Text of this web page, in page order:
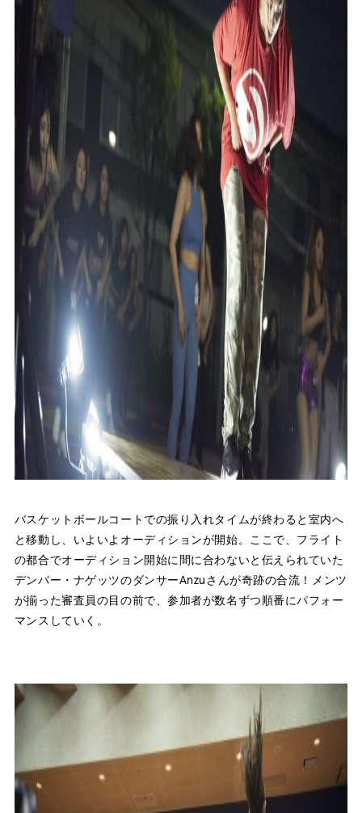
バスケットボールコートでの振り入れタイムが終わると室内へ
と移動し、いよいよオーディションが開始。ここで、フライト
の都合でオーディション開始に間に合わないと伝えられていた
デンバー・ナゲッツのダンサーAnzuさんが奇跡の合流！メンツ
が揃った審査員の目の前で、参加者が数名ずつ順番にパフォー
マンスしていく。